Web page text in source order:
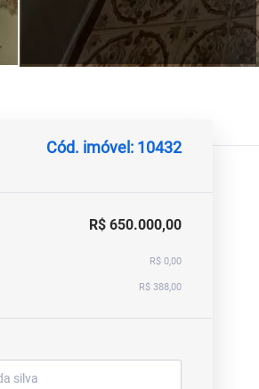
Cód. imóvel: 10432
R$ 650.000,00
R$ 0,00
R$ 388,00